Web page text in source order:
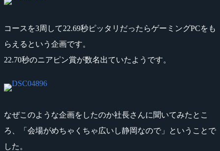
コースを3周して22.69秒ピッタリだったらゲーミングPCをも
らえるという企画です。
22.70秒のニアピン賞が数名出ていたようです。
なぜこのような企画をしたのか社長さんに聞いてみたとこ
ろ、「会場がめちゃくちゃ広いし静岡なので」ということで
した。